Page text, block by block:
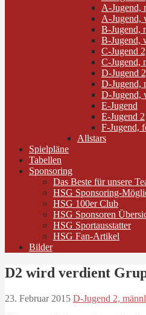
A-Jugend,
A-Jugend,
B-Jugend,
B-Jugend,
C-Jugend
C-Jugend,
D-Jugend
D-Jugend,
D-Jugend,
E-Jugend
E-Jugend 2
F-Jugend,
Allstars
Spielpläne
Tabellen
Sponsoring
Das Beste für unsere
HSG Sponsoring-
HSG 100er Club
HSG Sponsoren
HSG Sportausstatter
HSG Fan-Artikel
Bilder
D2 wird verdient
23. Februar 2015 D-Jugend 2,